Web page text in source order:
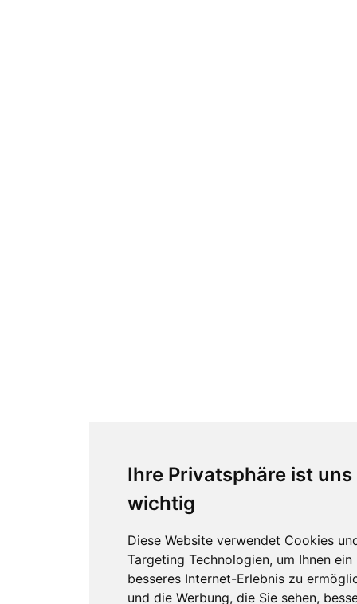
Ihre Privatsphäre ist uns
wichtig
Diese Website verwendet Cookies
Targeting Technologien, um Ihnen ein
besseres Internet-Erlebnis zu
und die Werbung, die Sie sehen,